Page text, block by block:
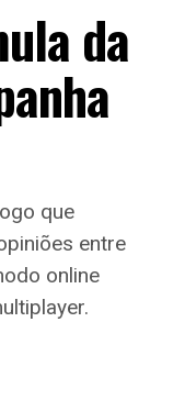
da
que
entre
online